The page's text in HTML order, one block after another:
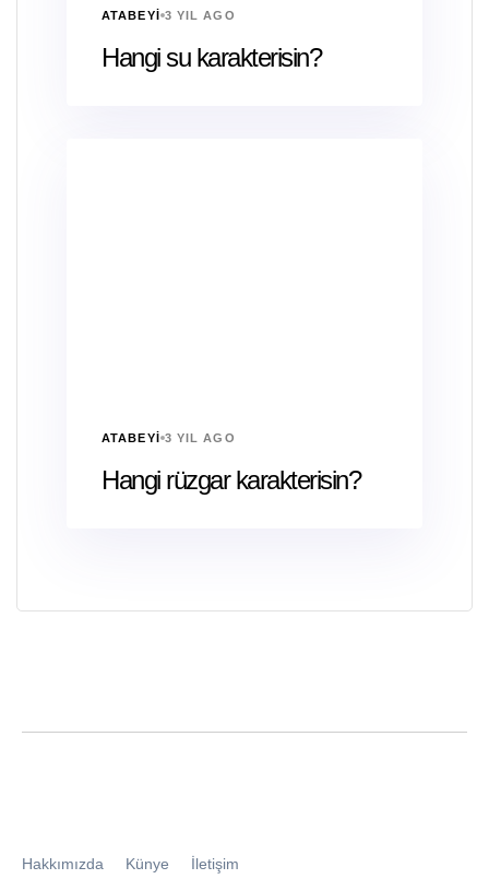
ATABEYI 3 YIL AGO
Hangi su karakterisin?
ATABEYI 3 YIL AGO
Hangi rüzgar karakterisin?
Hakkımızda Künye İletişim